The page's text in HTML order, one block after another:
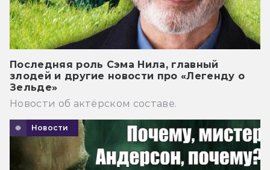
Последняя роль Сэма Нила, главный
злодей и другие новости про «Легенду о
Зельде»
Новости об актёрском составе.
Новости